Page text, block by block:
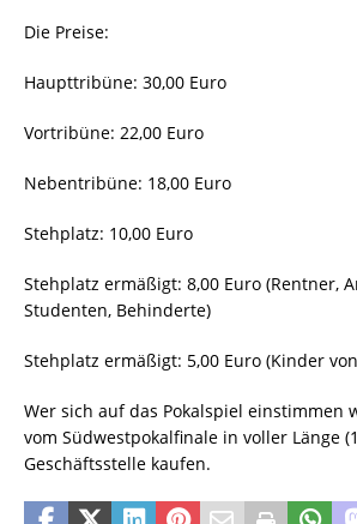
Die Preise:
Haupttribüne: 30,00 Euro
Vortribüne: 22,00 Euro
Nebentribüne: 18,00 Euro
Stehplatz: 10,00 Euro
Stehplatz ermäßigt: 8,00 Euro (Rentner,
Studenten, Behinderte)
Stehplatz ermäßigt: 5,00 Euro (Kinder
Wer sich auf das Pokalspiel einstimmen
vom Südwestpokalfinale in voller Länge
Geschäftsstelle kaufen.